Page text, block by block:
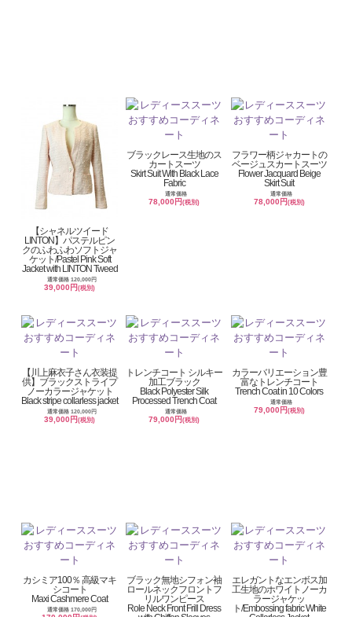
【シャネルツイード
LINTON】パステルピン
クのふわふわソフトジャ
ケット/Pastel Pink Soft
Jacket with LINTON Tweed
通常価格 120,000円
39,000円(税別)
ブラックレース生地のス
カートスーツ
Skirt Suit With Black Lace
Fabric
通常価格
78,000円(税別)
フラワー柄ジャカートの
ベージュスカートスーツ
Flower Jacquard Beige
Skirt Suit
通常価格
78,000円 (税別)
【川上麻衣子さん衣装提
供】ブラックストライプ
ノーカラージャケット
Black stripe collarless jacket
通常価格 120,000円
39,000円(税別)
トレンチコート シルキー
加工ブラック
Black Polyester Silk
Processed Trench Coat
通常価格
79,000円(税別)
カラーバリエーション豊
富なトレンチコート
Trench Coat in 10 Colors
通常価格
79,000円 (税別)
カシミア100％ 高級マキ
シコート
Maxi Cashmere Coat
通常価格 170,000円
ブラック無地シフォン袖
ロールネックフロントフ
リルワンピース
Role Neck Front Frill Dress
エレガントなエンボス加
工生地のホワイトノーカ
ラージャケッ
ト/Embossing fabric White